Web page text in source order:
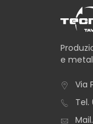
e
Via
Tel.
Mail.